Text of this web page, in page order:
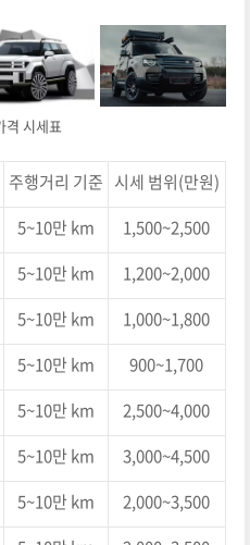
격 시세표
주행거리 기준 시세 범위(만원)
5~10만 km
1,500~2,500
5~10만 km
1,200~2,000
5~10만 km
1,000~1,800
5~10만 km
900~1,700
5~10만 km
2,500~4,000
5~10만 km
3,000~4,500
5~10만 km
2,000~3,500